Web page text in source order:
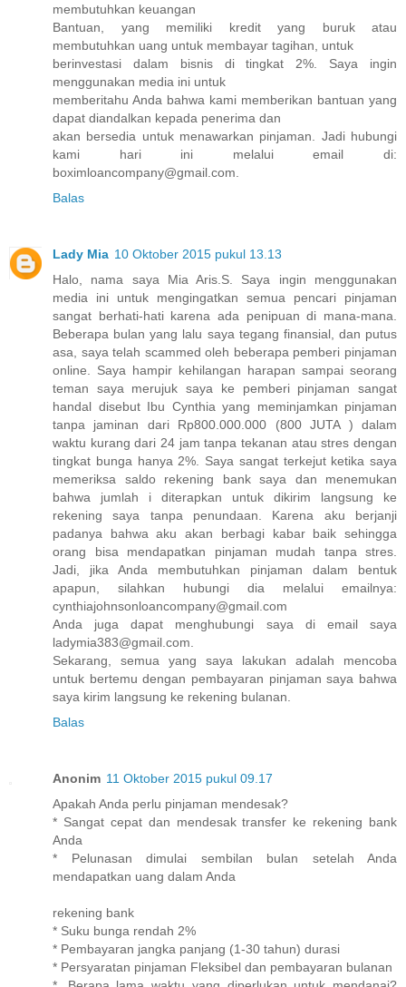
membutuhkan keuangan
Bantuan, yang memiliki kredit yang buruk atau
membutuhkan uang untuk membayar tagihan, untuk
berinvestasi dalam bisnis di tingkat 2%. Saya ingin
menggunakan media ini untuk
memberitahu Anda bahwa kami memberikan bantuan yang
dapat diandalkan kepada penerima dan
akan bersedia untuk menawarkan pinjaman. Jadi hubungi
kami hari ini melalui email di:
boximloancompany@gmail.com.
Balas
Lady Mia 10 Oktober 2015 pukul 13.13
Halo, nama saya Mia Aris.S. Saya ingin menggunakan
media ini untuk mengingatkan semua pencari pinjaman
sangat berhati-hati karena ada penipuan di mana-mana.
Beberapa bulan yang lalu saya tegang finansial, dan putus
asa, saya telah scammed oleh beberapa pemberi pinjaman
online. Saya hampir kehilangan harapan sampai seorang
teman saya merujuk saya ke pemberi pinjaman sangat
handal disebut Ibu Cynthia yang meminjamkan pinjaman
tanpa jaminan dari Rp800.000.000 (800 JUTA ) dalam
waktu kurang dari 24 jam tanpa tekanan atau stres dengan
tingkat bunga hanya 2%. Saya sangat terkejut ketika saya
memeriksa saldo rekening bank saya dan menemukan
bahwa jumlah i diterapkan untuk dikirim langsung ke
rekening saya tanpa penundaan. Karena aku berjanji
padanya bahwa aku akan berbagi kabar baik sehingga
orang bisa mendapatkan pinjaman mudah tanpa stres.
Jadi, jika Anda membutuhkan pinjaman dalam bentuk
apapun, silahkan hubungi dia melalui emailnya:
cynthiajohnsonloancompany@gmail.com
Anda juga dapat menghubungi saya di email saya
ladymia383@gmail.com.
Sekarang, semua yang saya lakukan adalah mencoba
untuk bertemu dengan pembayaran pinjaman saya bahwa
saya kirim langsung ke rekening bulanan.
Balas
Anonim 11 Oktober 2015 pukul 09.17
Apakah Anda perlu pinjaman mendesak?
* Sangat cepat dan mendesak transfer ke rekening bank
Anda
* Pelunasan dimulai sembilan bulan setelah Anda
mendapatkan uang dalam Anda
rekening bank
* Suku bunga rendah 2%
* Pembayaran jangka panjang (1-30 tahun) durasi
* Persyaratan pinjaman Fleksibel dan pembayaran bulanan